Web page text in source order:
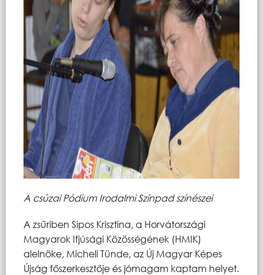
A csúzai Pódium Irodalmi Színpad színészei
A zsűriben Sipos Krisztina, a Horvátországi
Magyarok Ifjúsági Közösségének (HMIK)
alelnöke, Micheli Tünde, az Új Magyar Képes
Újság főszerkesztője és jómagam kaptam helyet.